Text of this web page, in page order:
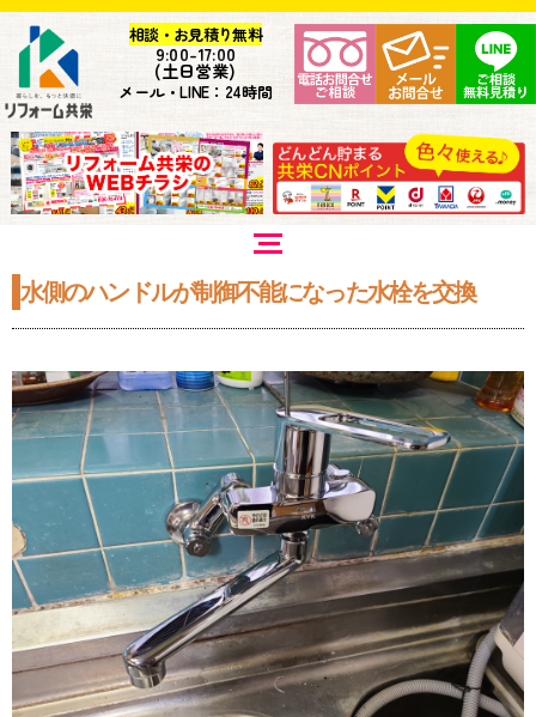
相談・お見積り無料
9:00-17:00
(土日営業)
メール・LINE：24時間
水側のハンドルが制御不能になった水栓を交換